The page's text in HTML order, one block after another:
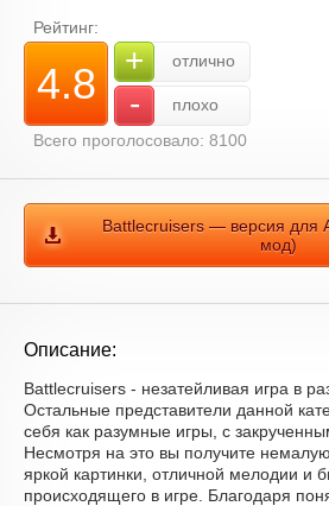
Рейтинг:
4.8 + отлично
-
плохо
Всего проголосовало: 8100
Battlecruisers — версия для
мод)
Описание:
Battlecruisers - незатейливая игра в
Остальные представители данной
себя как разумные игры, с
Несмотря на это вы получите
яркой картинки, отличной мелодии и
происходящего в игре. Благодаря